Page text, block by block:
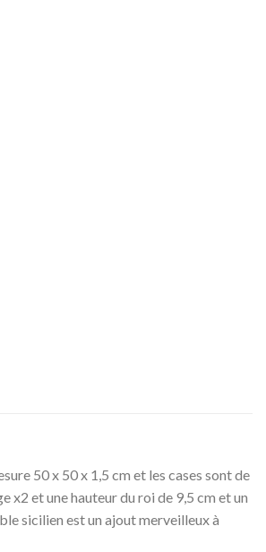
50 x 50 x 1,5 cm et les cases sont de
x2 et une hauteur du roi de 9,5 cm et un
sicilien est un ajout merveilleux à